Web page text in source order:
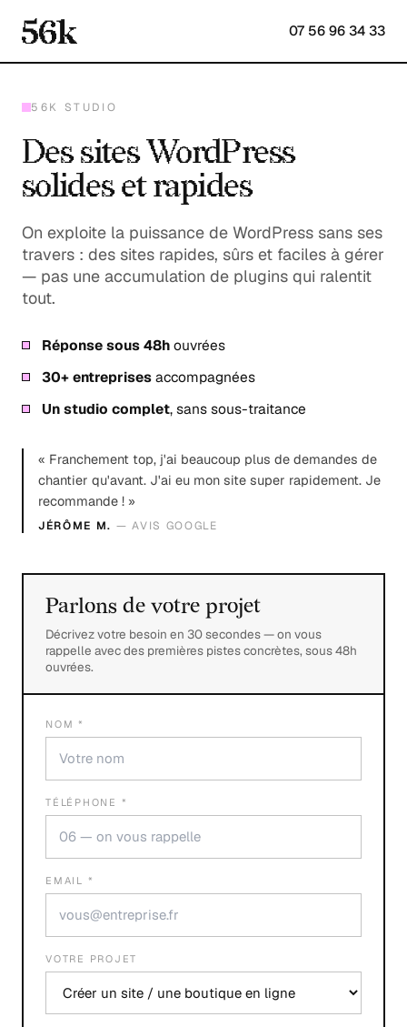
07 56 96 34 33
56K STUDIO
Des sites WordPress
solides et rapides
On exploite la puissance de WordPress sans ses
travers : des sites rapides, sûrs et faciles à gérer
— pas une accumulation de plugins qui ralentit
tout.
Réponse sous 48houvrées
30+ entreprisesaccompagnées
Un studio complet, sans sous-traitance
« Franchement top, j'ai beaucoup plus de demandes de
chantier qu'avant. J'ai eu mon site super rapidement. Je
recommande ! »
JÉRÔME M. — AVIS GOOGLE
Parlons de votre projet
Décrivez votre besoin en 30 secondes — on vous
rappelle avec des premières pistes concrètes, sous 48h
ouvrées.
NOM *
TÉLÉPHONE *
EMAIL *
VOTRE PROJET